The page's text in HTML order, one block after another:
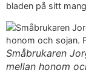
bladen på sitt
Småbrukaren
mellan honom